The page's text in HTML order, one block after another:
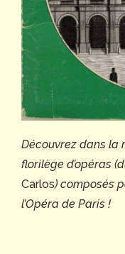
Découvrez dans la
florilège d’opéras
Carlos) composés
l’Opéra de Paris !